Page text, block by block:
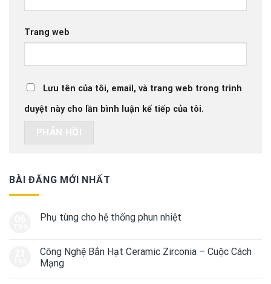
Trang web
Lưu tên của tôi, email, và trang web trong trình
duyệt này cho lần bình luận kế tiếp của tôi.
BÀI ĐĂNG MỚI NHẤT
Phụ tùng cho hệ thống phun nhiệt
Công Nghệ Bắn Hạt Ceramic Zirconia – Cuộc Cách
Mạng